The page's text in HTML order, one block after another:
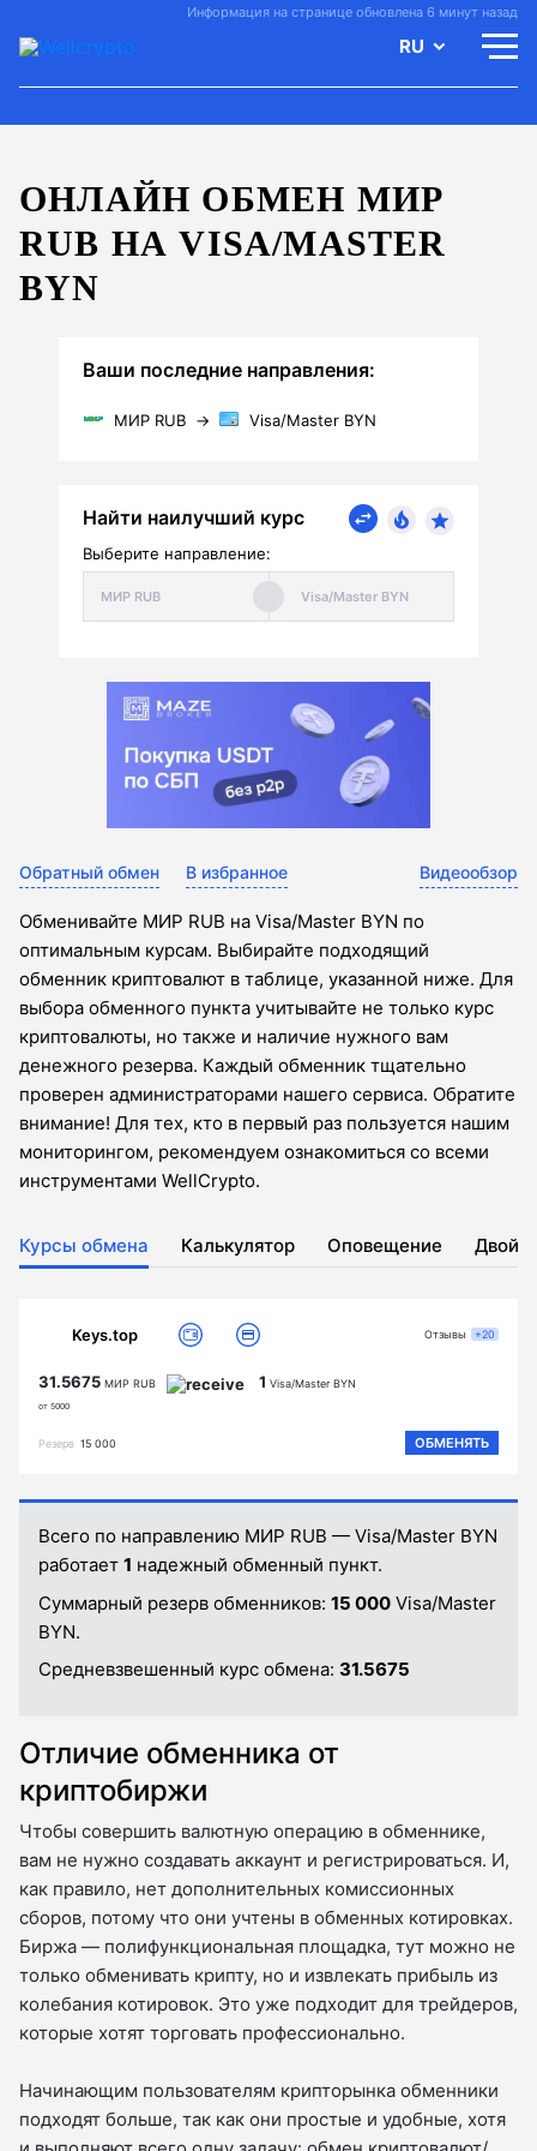
Информация на странице обновлена 6 минут назад
RU
ОНЛАЙН ОБМЕН МИР
RUB НА VISA/MASTER
BYN
Ваши последние направления:
МИР RUB → Visa/Master BYN
Найти наилучший курс
Выберите направление:
Обратный обмен В избранное Видеообзор
Обменивайте МИР RUB на Visa/Master BYN по
оптимальным курсам. Выбирайте подходящий
обменник криптовалют в таблице, указанной ниже. Для
выбора обменного пункта учитывайте не только курс
криптовалюты, но также и наличие нужного вам
денежного резерва. Каждый обменник тщательно
проверен администраторами нашего сервиса. Обратите
внимание! Для тех, кто в первый раз пользуется нашим
мониторингом, рекомендуем ознакомиться со всеми
инструментами WellCrypto.
Курсы обмена Калькулятор Оповещение
Keys.top
31.5675 МИР RUB
от 5000
1 Visa/Master BYN
Резерв 15 000 ОБМЕНЯТЬ
Отзывы +20
Всего по направлению МИР RUB — Visa/Master BYN
работает 1 надежный обменный пункт.
Суммарный резерв обменников: 15 000 Visa/Master
BYN.
Средневзвешенный курс обмена: 31.5675
Отличие обменника от
криптобиржи
Чтобы совершить валютную операцию в обменнике,
вам не нужно создавать аккаунт и регистрироваться. И,
как правило, нет дополнительных комиссионных
сборов, потому что они учтены в обменных котировках.
Биржа — полифункциональная площадка, тут можно не
только обменивать крипту, но и извлекать прибыль из
колебания котировок. Это уже подходит для трейдеров,
которые хотят торговать профессионально.
Начинающим пользователям крипторынка обменники
подходят больше, так как они простые и удобные, хотя